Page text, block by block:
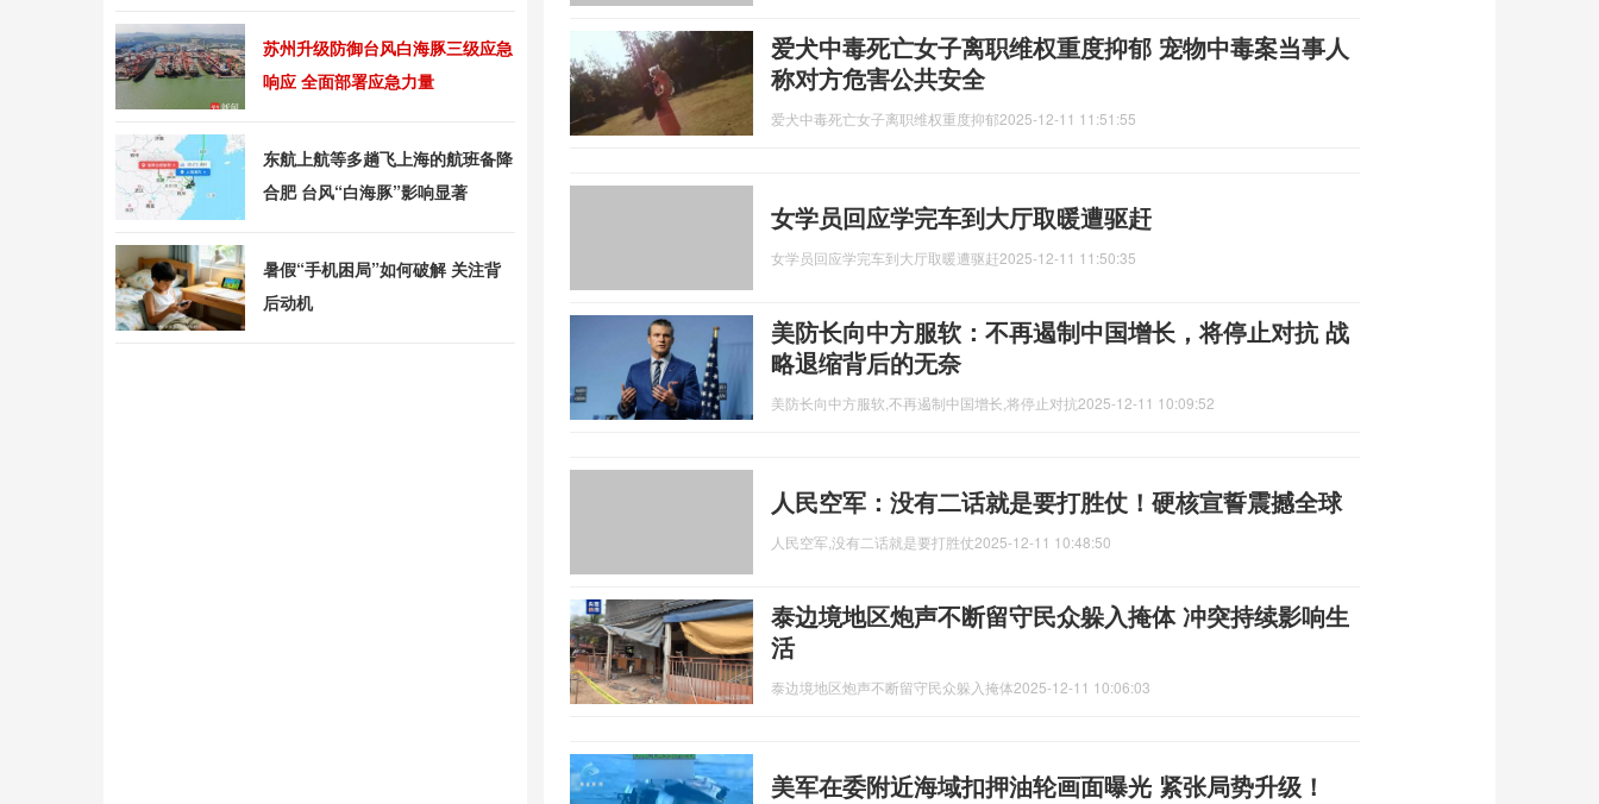
爱犬中毒死亡女子离职维权重度抑郁 宠物中毒案当事人
称对方危害公共安全
爱犬中毒死亡女子离职维权重度抑郁2025-12-11 11:51:55
女学员回应学完车到大厅取暖遭驱赶
女学员回应学完车到大厅取暖遭驱赶2025-12-11 11:50:35
美防长向中方服软：不再遏制中国增长，将停止对抗 战
略退缩背后的无奈
美防长向中方服软,不再遏制中国增长,将停止对抗2025-12-11 10:09:52
人民空军：没有二话就是要打胜仗！硬核宣誓震撼全球
人民空军,没有二话就是要打胜仗2025-12-11 10:48:50
泰边境地区炮声不断留守民众躲入掩体 冲突持续影响生
活
泰边境地区炮声不断留守民众躲入掩体2025-12-11 10:06:03
美军在委附近海域扣押油轮画面曝光 紧张局势升级！
苏州升级防御台风白海豚三级应急
响应 全面部署应急力量
东航上航等多趟飞上海的航班备降
合肥 台风“白海豚”影响显著
暑假“手机困局”如何破解 关注背
后动机